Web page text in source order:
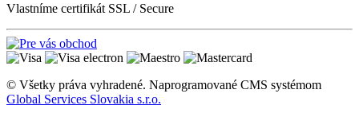
Vlastníme certifikát SSL / Secure
© Všetky práva vyhradené. Naprogramované CMS systémom
Global Services Slovakia s.r.o.